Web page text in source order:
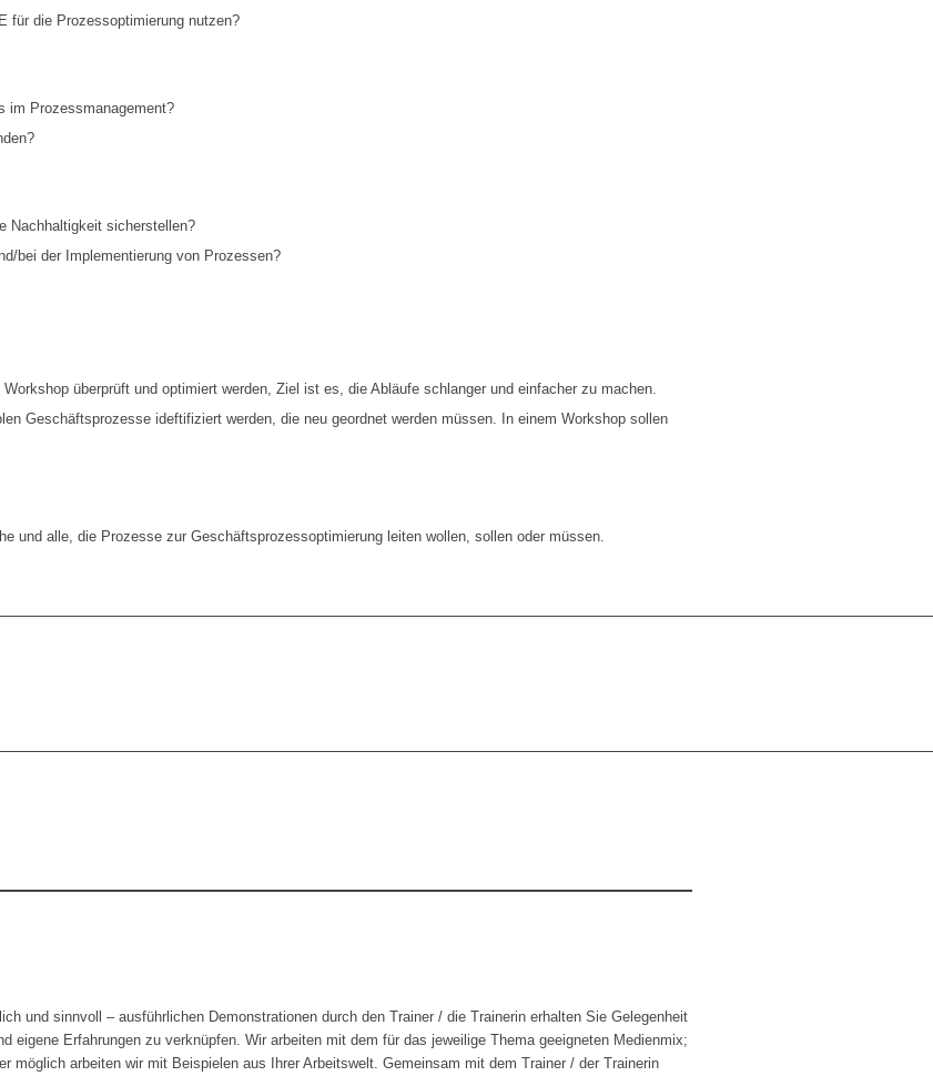
für die Prozessoptimierung nutzen?
im Prozessmanagement?
Nachhaltigkeit sicherstellen?
bei der Implementierung von Prozessen?
überprüft und optimiert werden, Ziel ist es, die Abläufe schlanger und einfacher zu machen.
Geschäftsprozesse ideftifiziert werden, die neu geordnet werden müssen. In einem Workshop sollen
und alle, die Prozesse zur Geschäftsprozessoptimierung leiten wollen, sollen oder müssen.
und sinnvoll – ausführlichen Demonstrationen durch den Trainer / die Trainerin erhalten Sie Gelegenheit
eigene Erfahrungen zu verknüpfen. Wir arbeiten mit dem für das jeweilige Thema geeigneten Medienmix;
möglich arbeiten wir mit Beispielen aus Ihrer Arbeitswelt. Gemeinsam mit dem Trainer / der Trainerin